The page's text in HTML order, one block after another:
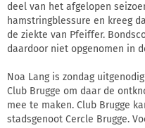
deel van het afgelopen
hamstringblessure en kreeg
de ziekte van Pfeiffer.
daardoor niet opgenomen in
Noa Lang is zondag
Club Brugge om daar de
mee te maken. Club Brugge
stadsgenoot Cercle Brugge.